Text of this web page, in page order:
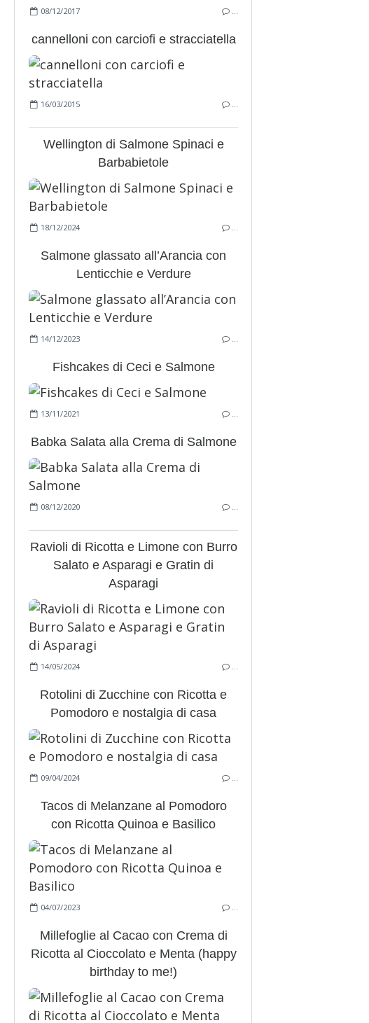
08/12/2017 …
cannelloni con carciofi e stracciatella
16/03/2015 …
Wellington di Salmone Spinaci e
Barbabietole
18/12/2024 …
Salmone glassato all’Arancia con
Lenticchie e Verdure
14/12/2023 …
Fishcakes di Ceci e Salmone
13/11/2021 …
Babka Salata alla Crema di Salmone
08/12/2020 …
Ravioli di Ricotta e Limone con Burro
Salato e Asparagi e Gratin di
Asparagi
14/05/2024 …
Rotolini di Zucchine con Ricotta e
Pomodoro e nostalgia di casa
09/04/2024 …
Tacos di Melanzane al Pomodoro
con Ricotta Quinoa e Basilico
04/07/2023 …
Millefoglie al Cacao con Crema di
Ricotta al Cioccolato e Menta (happy
birthday to me!)